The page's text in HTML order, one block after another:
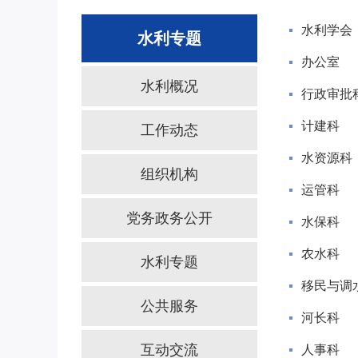
水利专题
水利概况
工作动态
组织机构
党务政务公开
水利专题
公共服务
互动交流
水利学会
办公室
行政审批
计建科
水资源科
运管科
水保科
农水科
移民与调
河长科
人事科